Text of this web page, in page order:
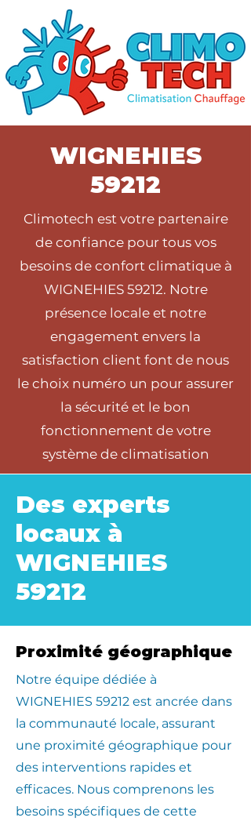
WIGNEHIES
59212
Climotech est votre partenaire
de confiance pour tous vos
besoins de confort climatique à
WIGNEHIES 59212. Notre
présence locale et notre
engagement envers la
satisfaction client font de nous
le choix numéro un pour assurer
la sécurité et le bon
fonctionnement de votre
système de climatisation
Des experts
locaux à
WIGNEHIES
59212
Proximité géographique
​Notre équipe dédiée à
WIGNEHIES 59212 est ancrée dans
la communauté locale, assurant
une proximité géographique pour
des interventions rapides et
efficaces. Nous comprenons les
besoins spécifiques de cette